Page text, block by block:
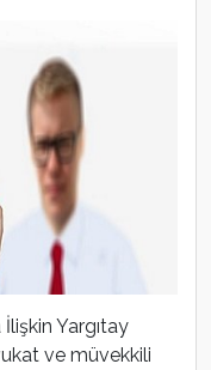
Yargıtay
ve müvekkili